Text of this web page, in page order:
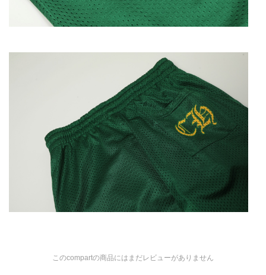
このcompartの商品にはまだレビューがありません